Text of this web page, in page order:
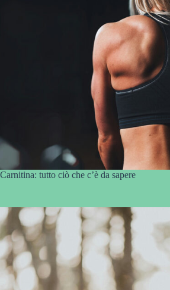
Carnitina: tutto ciò che c’è da sapere